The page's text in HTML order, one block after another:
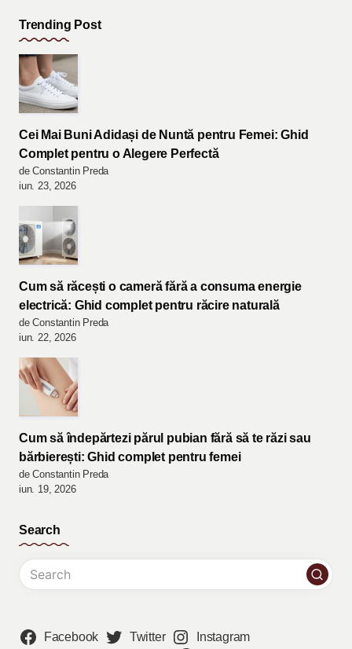
Trending Post
Cei Mai Buni Adidași de Nuntă pentru Femei: Ghid
Complet pentru o Alegere Perfectă
de Constantin Preda
iun. 23, 2026
Cum să răcești o cameră fără a consuma energie
electrică: Ghid complet pentru răcire naturală
de Constantin Preda
iun. 22, 2026
Cum să îndepărtezi părul pubian fără să te răzi sau
bărbierești: Ghid complet pentru femei
de Constantin Preda
iun. 19, 2026
Search
Facebook Twitter Instagram